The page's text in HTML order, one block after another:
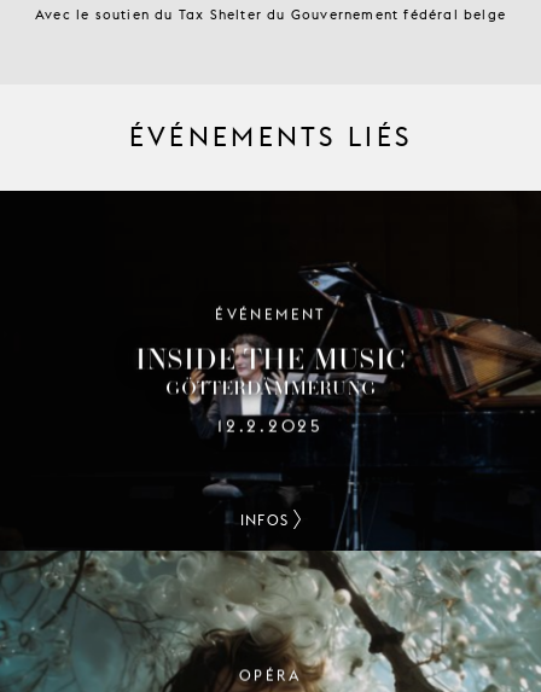
Avec le soutien du Tax Shelter du Gouvernement fédéral belge
ÉVÉNEMENTS LIÉS
ÉVÉNEMENT
INSIDE THE MUSIC
GÖTTERDÄMMERUNG
12.2.2025
INFOS
OPÉRA